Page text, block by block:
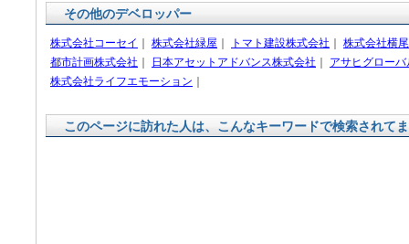
その他のデベロッパー
株式会社コーセイ 株式会社緑屋 トマト建設株式会社
株式会社横
都市計画株式会社
日本アセットアドバンス株式会社
アサヒグロー
株式会社ライフエモーション
このページに訪れた人は、こんなキーワードで検索されて